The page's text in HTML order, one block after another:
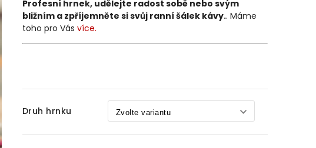
Druh hrnku
Profesní hrnek, udělejte radost sobě nebo svým
bližním a zpříjemněte si svůj ranní šálek kávy.. Máme
toho pro Vás více.